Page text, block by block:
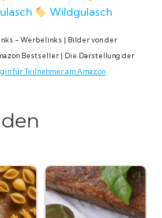
Wildgulasch
- Werbelinks | Bilder von der
Bestseller | Die Darstellung der
für Teilnehmer am Amazon